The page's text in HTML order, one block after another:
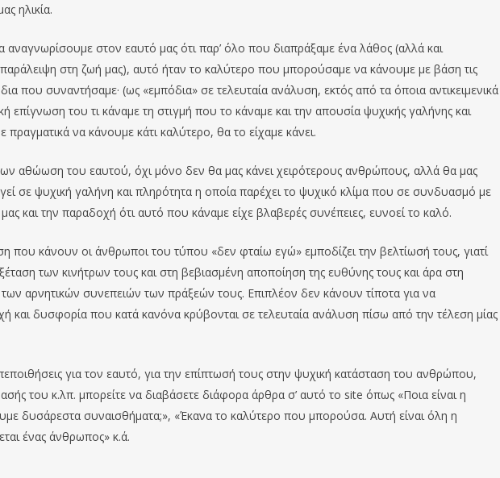
ηλικία.
αναγνωρίσουμε στον εαυτό μας ότι παρ’ όλο που διαπράξαμε ένα λάθος (αλλά και
στη ζωή μας), αυτό ήταν το καλύτερο που μπορούσαμε να κάνουμε με βάση τις
που συναντήσαμε· (ως «εμπόδια» σε τελευταία ανάλυση, εκτός από τα όποια αντικειμενικά
επίγνωση του τι κάναμε τη στιγμή που το κάναμε και την απουσία ψυχικής γαλήνης και
να κάνουμε κάτι καλύτερο, θα το είχαμε κάνει.
αθώωση του εαυτού, όχι μόνο δεν θα μας κάνει χειρότερους ανθρώπους, αλλά θα μας
σε ψυχική γαλήνη και πληρότητα η οποία παρέχει το ψυχικό κλίμα που σε συνδυασμό με
και την παραδοχή ότι αυτό που κάναμε είχε βλαβερές συνέπειες, ευνοεί το καλό.
που κάνουν οι άνθρωποι του τύπου «δεν φταίω εγώ» εμποδίζει την βελτίωσή τους, γιατί
των κινήτρων τους και στη βεβιασμένη αποποίηση της ευθύνης τους και άρα στη
των αρνητικών συνεπειών των πράξεών τους. Επιπλέον δεν κάνουν τίποτα για να
και δυσφορία που κατά κανόνα κρύβονται σε τελευταία ανάλυση πίσω από την τέλεση μίας
για τον εαυτό, για την επίπτωσή τους στην ψυχική κατάσταση του ανθρώπου,
του κ.λπ. μπορείτε να διαβάσετε διάφορα άρθρα σ’ αυτό το site όπως «Ποια είναι η
δυσάρεστα συναισθήματα;», «Έκανα το καλύτερο που μπορούσα. Αυτή είναι όλη η
ένας άνθρωπος» κ.ά.